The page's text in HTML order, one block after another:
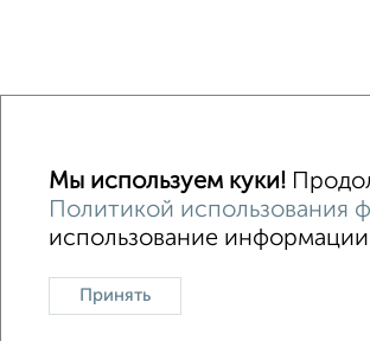
Контакты Политика
О проекте
Мы используем куки!
Политикой использования
использование информации
Принять